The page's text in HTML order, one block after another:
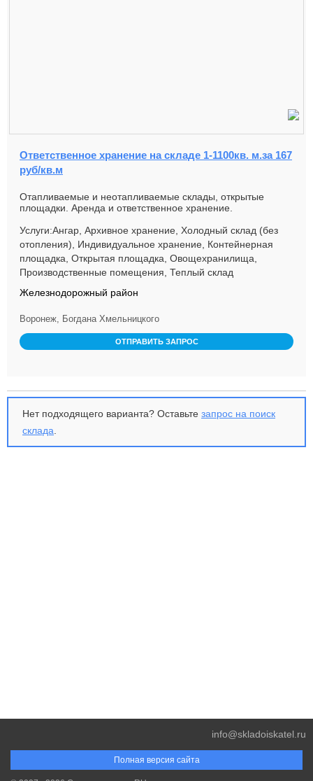
Ответственное хранение на складе 1-1100кв. м.за 167
руб/кв.м
Отапливаемые и неотапливаемые склады, открытые
площадки. Аренда и ответственное хранение.
Услуги:Ангар, Архивное хранение, Холодный склад (без
отопления), Индивидуальное хранение, Контейнерная
площадка, Открытая площадка, Овощехранилища,
Производственные помещения, Теплый склад
Железнодорожный район
Воронеж, Богдана Хмельницкого
ОТПРАВИТЬ ЗАПРОС
Нет подходящего варианта? Оставьте запрос на поиск
склада
Полная версия сайта
info@skladoiskatel.ru